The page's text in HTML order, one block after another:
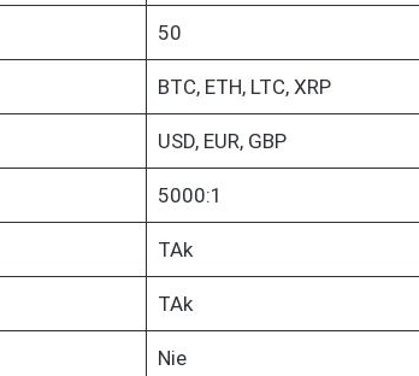
50
BTC, ETH, LTC, XRP
USD, EUR, GBP
5000:1
TAk
TAk
Nie